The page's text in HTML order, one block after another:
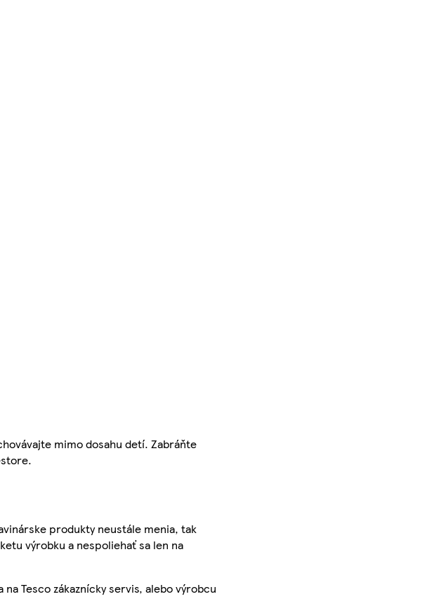
mimo dosahu detí. Zabráňte
produkty neustále menia, tak
výrobku a nespoliehať sa len na
Tesco zákaznícky servis, alebo výrobcu